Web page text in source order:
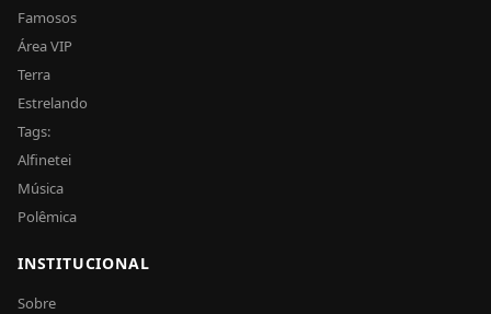
Famosos
Área VIP
Terra
Estrelando
Tags:
Alfinetei
Música
Polêmica
INSTITUCIONAL
Sobre